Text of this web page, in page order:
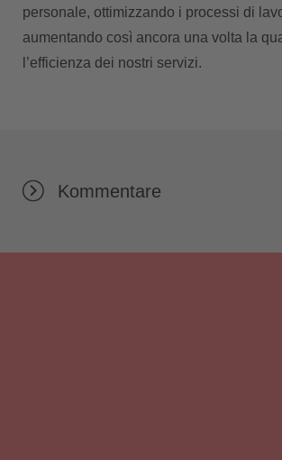
personale, ottimizzando i processi di
aumentando così ancora una volta la
l’efficienza dei nostri servizi.
Kommentare